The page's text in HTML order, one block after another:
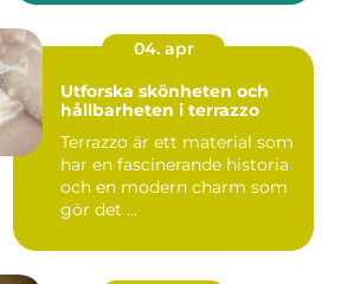
04. apr
Utforska skönheten och
hållbarheten i terrazzo
Terrazzo är ett material som
har en fascinerande historia
och en modern charm som
gör det ...